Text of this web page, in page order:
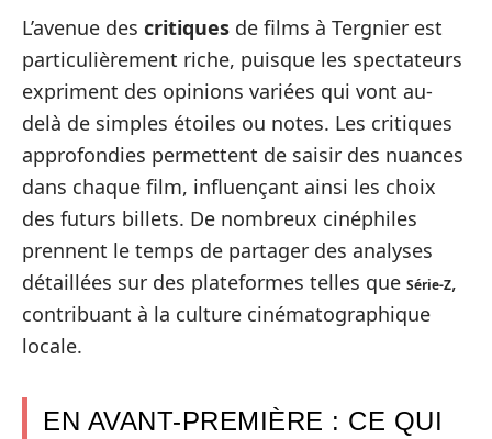
L’avenue des critiques de films à Tergnier est
particulièrement riche, puisque les spectateurs
expriment des opinions variées qui vont au-
delà de simples étoiles ou notes. Les critiques
approfondies permettent de saisir des nuances
dans chaque film, influençant ainsi les choix
des futurs billets. De nombreux cinéphiles
prennent le temps de partager des analyses
détaillées sur des plateformes telles que Série-Z,
contribuant à la culture cinématographique
locale.
EN AVANT-PREMIÈRE : CE QUI